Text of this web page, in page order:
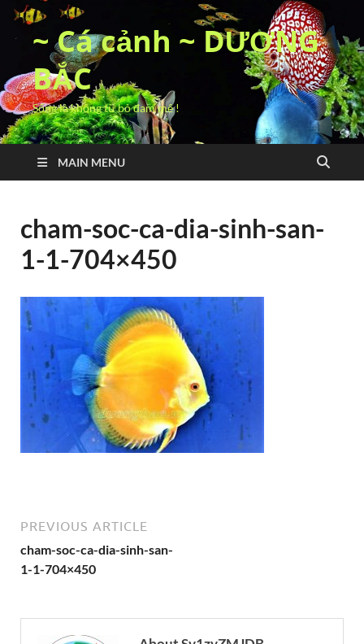
~ Cá cảnh ~ DƯƠNG
BẮC
Sống là không từ bỏ đam mê !
MAIN MENU
cham-soc-ca-dia-sinh-san-
1-1-704×450
PREVIOUS ARTICLE
cham-soc-ca-dia-sinh-san-
1-1-704×450